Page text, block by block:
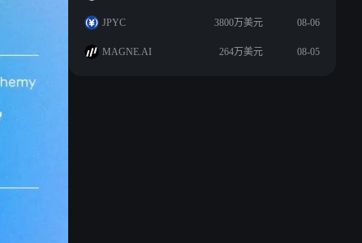
JPYC 3800万美元 08-06
MAGNE.AI 264万美元 08-05